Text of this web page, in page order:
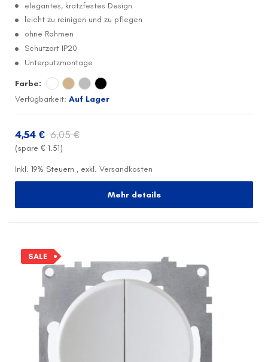
elegantes, kratzfestes Design
leicht zu reinigen und zu pflegen
ohne Rahmen
Schutzart IP20
Unterputzmontage
Farbe:
Verfügbarkeit: Auf Lager
4,54 € 6,05 €
(spare € 1.51)
Inkl. 19% Steuern , exkl. Versandkosten
Mehr details
SALE